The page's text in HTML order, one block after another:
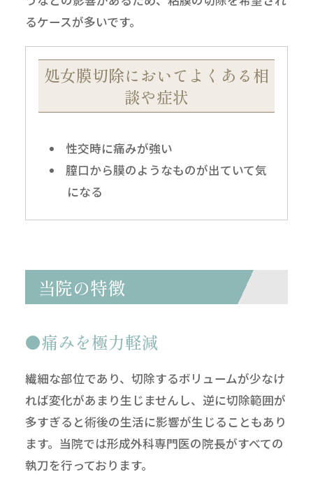
るケースが多いです。
処女膜切除においてよくある相
談や症状
性交時に痛みが強い
膣口から膜のようなものが出ていて気
になる
当院の特徴
痛みを極力軽減
繊細な部位であり、切除するボリュームが少なけ
れば変化があまり生じませんし、逆に切除範囲が
多すぎると術後の生活に影響が生じることもあり
ます。当院では形成外科専門医の院長がすべての
執刀を行っております。